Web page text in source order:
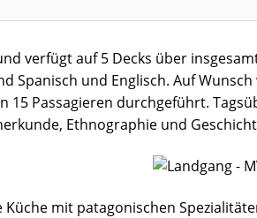
verfügt auf 5 Decks über
Spanisch und Englisch. Auf
15 Passagieren durchgeführt.
Ethnographie und
mit patagonischen